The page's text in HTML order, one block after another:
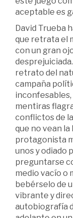
aceptable es
David Trueba
que retrata el
con un gran
retrato del
campaña
inconfesables,
mentiras
conflictos de
que no vean la
protagonista
unos y odiado
preguntarse
medio vacío o
bebérselo de
vibrante y
autobiografía